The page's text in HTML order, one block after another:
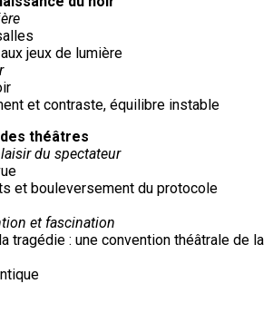
jeux de lumière
et contraste, équilibre instable
théâtres
du spectateur
bouleversement du protocole
et fascination
tragédie : une convention théâtrale de la